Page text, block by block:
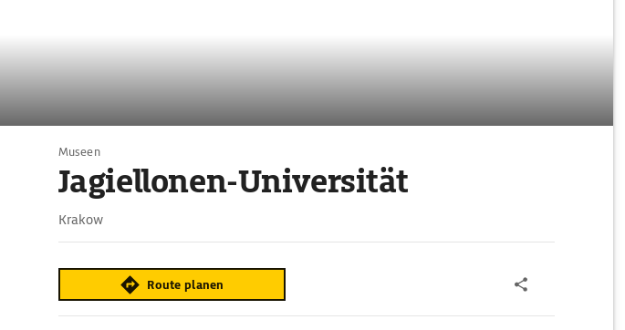
Museen
Jagiellonen-Universität
Krakow
Route planen